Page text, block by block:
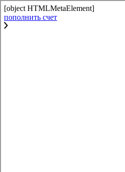
[object HTMLMetaElement]
пополнить счет